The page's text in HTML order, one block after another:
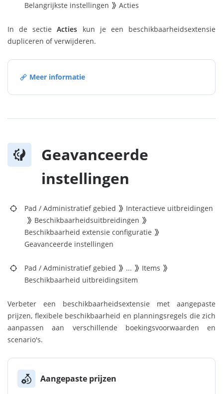
Belangrijkste instellingen
Acties
In de sectieActies kun je een beschikbaarheidsextensie
dupliceren of verwijderen.
Meer informatie
Geavanceerde
instellingen
Pad / Administratief gebied
Interactieve uitbreidingen
Beschikbaarheidsuitbreidingen
Beschikbaarheid extensie configuratie
Geavanceerde instellingen
Pad / Administratief gebied ...
Items
Beschikbaarheid uitbreidingsitem
Verbeter een beschikbaarheidsextensie met aangepaste
prijzen, flexibele beschikbaarheid en planningsregels die zich
aanpassen aan verschillende boekingsvoorwaarden en
scenario's.
Aangepaste prijzen